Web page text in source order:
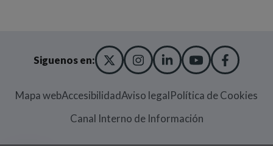
Siguenos en: X TWITTER
(ABRE EN NUEVA
INSTAGRAM
(ABRE EN NUEVA
LINKEDIN
(ABRE EN
YOUTUBE
(ABRE EN
Mapa webAccesibilidadAviso legalPolítica de Cookies
Canal Interno de Información(Abre en